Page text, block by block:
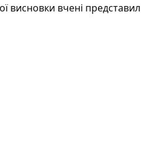
висновки вчені